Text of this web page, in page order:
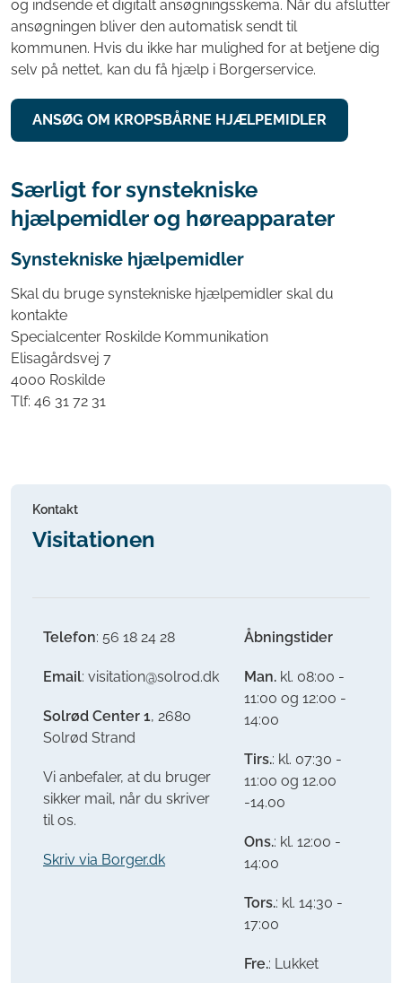
og indsende et digitalt ansøgningsskema. Når du afslutter
ansøgningen bliver den automatisk sendt til
kommunen. Hvis du ikke har mulighed for at betjene dig
selv på nettet, kan du få hjælp i Borgerservice.
ANSØG OM KROPSBÅRNE HJÆLPEMIDLER
Særligt for synstekniske
hjælpemidler og høreapparater
Synstekniske hjælpemidler
Skal du bruge synstekniske hjælpemidler skal du
kontakte
Specialcenter Roskilde Kommunikation
Elisagårdsvej 7
4000 Roskilde
Tlf: 46 31 72 31
Kontakt
Visitationen
Telefon: 56 18 24 28
Email: visitation@solrod.dk
Solrød Center 1, 2680
Solrød Strand
Vi anbefaler, at du bruger
sikker mail, når du skriver
til os.
Skriv via Borger.dk
Åbningstider
Man. kl. 08:00 -
11:00 og 12:00 -
14:00
Tirs.: kl. 07:30 -
11:00 og 12.00
-14.00
Ons.: kl. 12:00 -
14:00
Tors.: kl. 14:30 -
17:00
Fre.: Lukket